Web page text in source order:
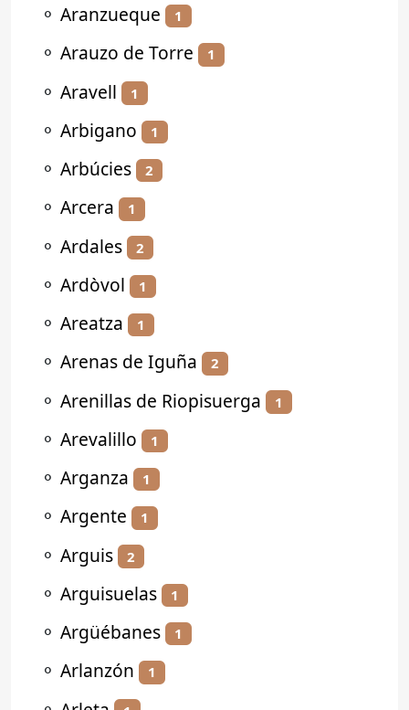
⚬ Aranzueque 1
⚬ Arauzo de Torre 1
⚬ Aravell 1
⚬ Arbigano 1
⚬ Arbúcies 2
⚬ Arcera 1
⚬ Ardales 2
⚬ Ardòvol 1
⚬ Areatza 1
⚬ Arenas de Iguña 2
⚬ Arenillas de Riopisuerga 1
⚬ Arevalillo 1
⚬ Arganza 1
⚬ Argente 1
⚬ Arguis 2
⚬ Arguisuelas 1
⚬ Argüébanes 1
⚬ Arlanzón 1